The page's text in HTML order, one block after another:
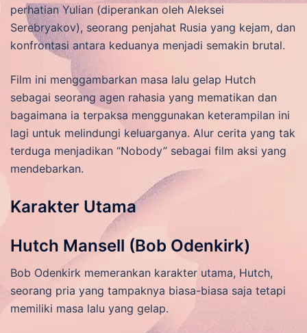
perhatian Yulian (diperankan oleh Aleksei
Serebryakov), seorang penjahat Rusia yang kejam, dan
konfrontasi antara keduanya menjadi semakin brutal.
Film ini menggambarkan masa lalu gelap Hutch
sebagai seorang agen rahasia yang mematikan dan
bagaimana ia terpaksa menggunakan keterampilan ini
lagi untuk melindungi keluarganya. Alur cerita yang tak
terduga menjadikan “Nobody” sebagai film aksi yang
mendebarkan.
Karakter Utama
Hutch Mansell (Bob Odenkirk)
Bob Odenkirk memerankan karakter utama, Hutch,
seorang pria yang tampaknya biasa-biasa saja tetapi
memiliki masa lalu yang gelap.